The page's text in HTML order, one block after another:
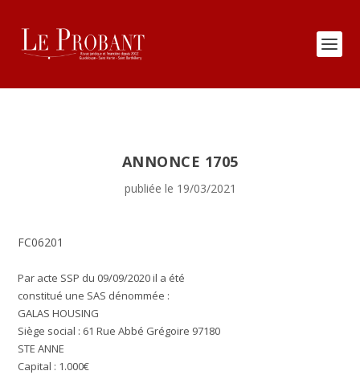
ANNONCE 1705
publiée le 19/03/2021
FC06201
Par acte SSP du 09/09/2020 il a été
constitué une SAS dénommée :
GALAS HOUSING
Siège social : 61 Rue Abbé Grégoire 97180
STE ANNE
Capital : 1.000€